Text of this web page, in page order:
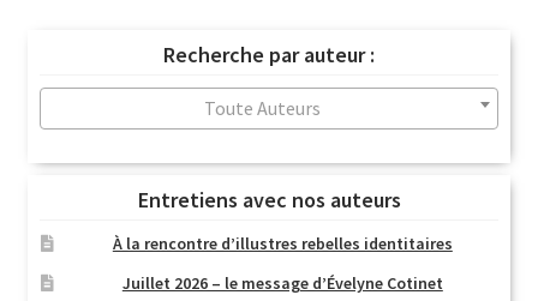
au
plus
ancien
Recherche par auteur :
Toute Auteurs
Entretiens avec nos auteurs
À la rencontre d’illustres rebelles identitaires
Juillet 2026 – le message d’Évelyne Cotinet